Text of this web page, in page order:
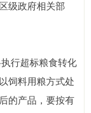
级政府相关部
行超标粮食转化
饲料用粮方式处
的产品，要按有